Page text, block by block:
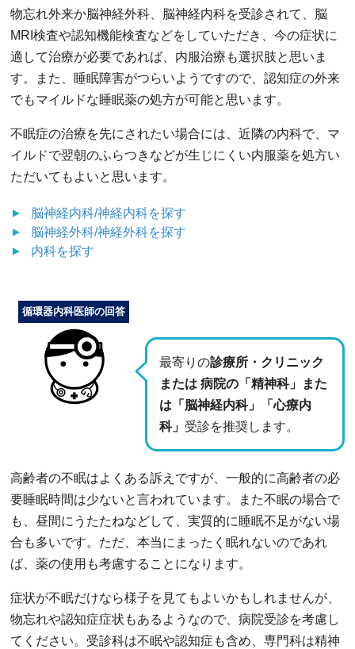
物忘れ外来か脳神経外科、脳神経内科を受診されて、脳
MRI検査や認知機能検査などをしていただき、今の症状に
適して治療が必要であれば、内服治療も選択肢と思いま
す。また、睡眠障害がつらいようですので、認知症の外来
でもマイルドな睡眠薬の処方が可能と思います。
不眠症の治療を先にされたい場合には、近隣の内科で、マ
イルドで翌朝のふらつきなどが生じにくい内服薬を処方い
ただいてもよいと思います。
脳神経内科/神経内科を探す
脳神経外科/神経外科を探す
内科を探す
最寄りの診療所・クリニック
または 病院の「精神科」また
は「脳神経内科」「心療内
科」 受診を推奨します。
循環器内科医師の回答
高齢者の不眠はよくある訴えですが、一般的に高齢者の必
要睡眠時間は少ないと言われています。また不眠の場合で
も、昼間にうたたねなどして、実質的に睡眠不足がない場
合も多いです。ただ、本当にまったく眠れないのであれ
ば、薬の使用も考慮することになります。
症状が不眠だけなら様子を見てもよいかもしれませんが、
物忘れや認知症症状もあるようなので、病院受診を考慮し
てください。受診科は不眠や認知症も含め、専門科は精神